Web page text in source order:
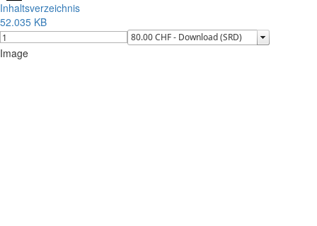
Inhaltsverzeichnis
52.035 KB
Image